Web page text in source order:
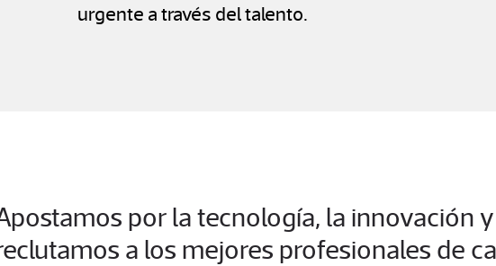
urgente a través del talento.
por la tecnología, la innovación
a los mejores profesionales de